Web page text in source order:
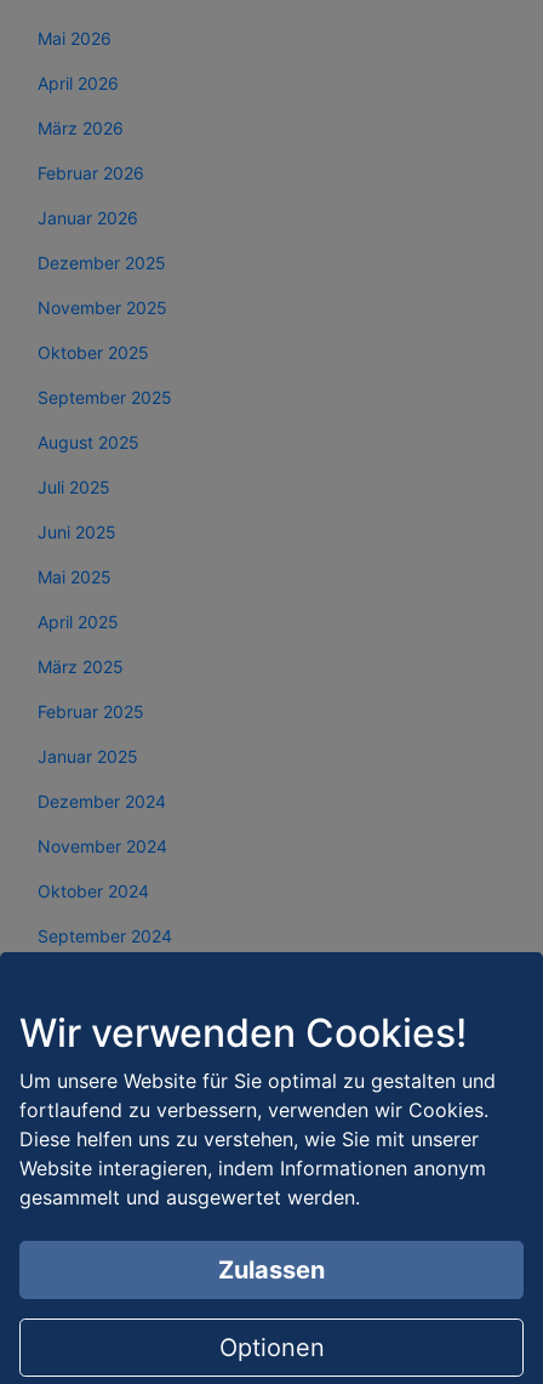
Mai 2026
April 2026
März 2026
Februar 2026
Januar 2026
Dezember 2025
November 2025
Oktober 2025
September 2025
August 2025
Juli 2025
Juni 2025
Mai 2025
April 2025
März 2025
Februar 2025
Januar 2025
Dezember 2024
November 2024
Oktober 2024
September 2024
Juli 2024
Mai 2024
April 2024
März 2024
Januar 2024
Wir verwenden Cookies!
Um unsere Website für Sie optimal zu gestalten und
fortlaufend zu verbessern, verwenden wir Cookies.
Diese helfen uns zu verstehen, wie Sie mit unserer
Website interagieren, indem Informationen anonym
gesammelt und ausgewertet werden.
Zulassen
Optionen